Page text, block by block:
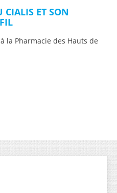
CIALIS ET SON
la Pharmacie des Hauts de